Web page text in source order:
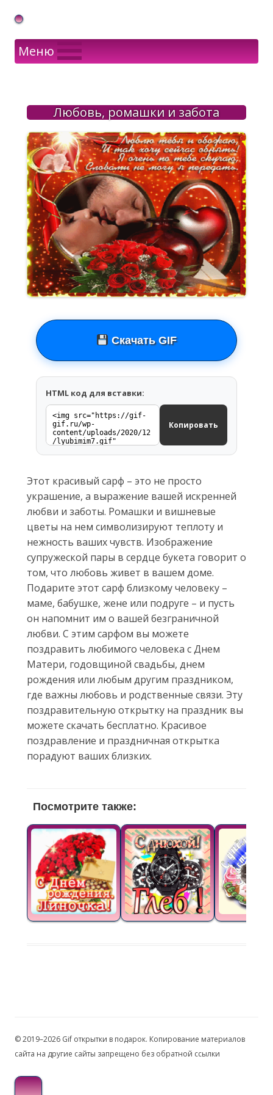
Gif Открытки в подарок
Меню
Любовь, ромашки и забота
Скачать GIF
HTML код для вставки:
Копировать
Этот красивый сарф – это не просто
украшение, а выражение вашей искренней
любви и заботы. Ромашки и вишневые
цветы на нем символизируют теплоту и
нежность ваших чувств. Изображение
супружеской пары в сердце букета говорит о
том, что любовь живет в вашем доме.
Подарите этот сарф близкому человеку –
маме, бабушке, жене или подруге – и пусть
он напомнит им о вашей безграничной
любви. С этим сарфом вы можете
поздравить любимого человека с Днем
Матери, годовщиной свадьбы, днем
рождения или любым другим праздником,
где важны любовь и родственные связи. Эту
поздравительную открытку на праздник вы
можете скачать бесплатно. Красивое
поздравление и праздничная открытка
порадуют ваших близких.
Посмотрите также:
© 2019–2026 Gif открытки в подарок. Копирование материалов
сайта на другие сайты запрещено без обратной ссылки